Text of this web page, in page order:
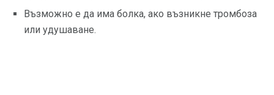
Възможно е да има болка, ако възникне тромбоза
или удушаване.